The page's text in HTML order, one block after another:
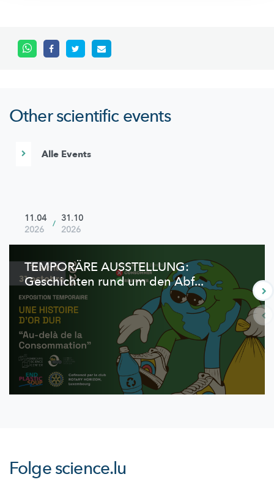
Other scientific events
Alle Events
11.04
2026
/
31.10
2026
TEMPORÄRE AUSSTELLUNG:
Geschichten rund um den Abf...
Folgescience.lu